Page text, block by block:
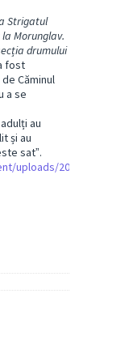
Strigatul
Morunglav.
drumului
fost
Căminul
a se
au
și au
satˮ.
2024/03/